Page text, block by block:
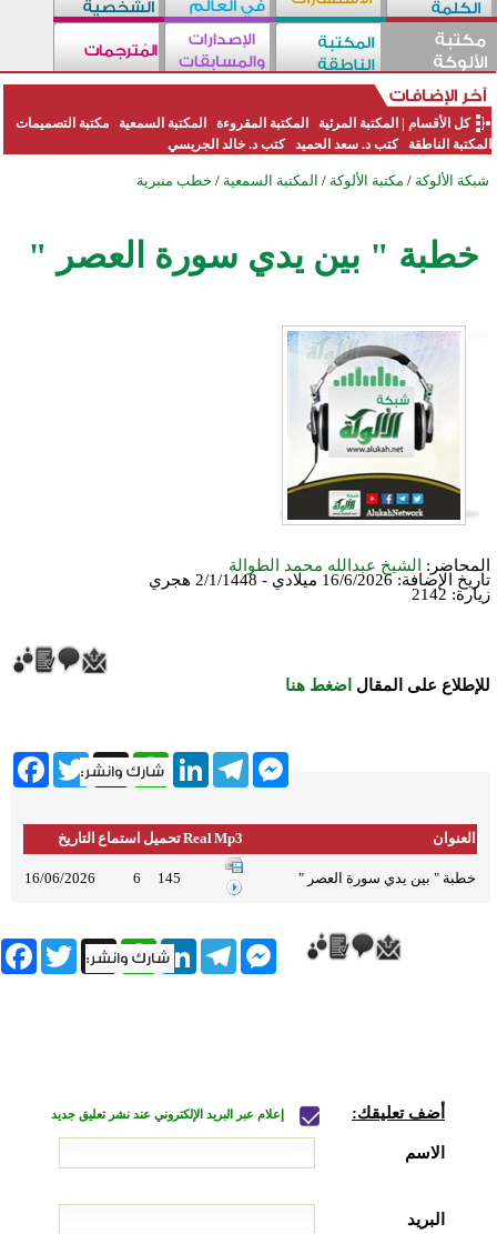
كل الأقسام المكتبة المرئية المكتبة المقروءة المكتبة السمعية
مكتبة التصميمات
المكتبة الناطقة
كتب د. سعد الحميد كتب د. خالد الجريسي
شبكة الألوكة / مكتبة الألوكة / المكتبة السمعية / خطب منبرية
خطبة " بين يدي سورة العصر "
المحاضر:
الشيخ عبدالله محمد الطوالة
تاريخ الإضافة: 16/6/2026 ميلادي - 2/1/1448 هجري
زيارة: 2142
للإطلاع على المقال اضغط هنا
Twitter X
WhatsApp
LinkedInTelegram
Messenger
العنوان Mp3
Realتحميل استماع التاريخ
خطبة " بين يدي سورة العصر " 145
6
16/06/2026
Twitter X
WhatsAppLinkedInTelegram
Messenger
أضف تعليقك: إعلام عبر البريد الإلكتروني عند نشر تعليق جديد
الاسم
البريد